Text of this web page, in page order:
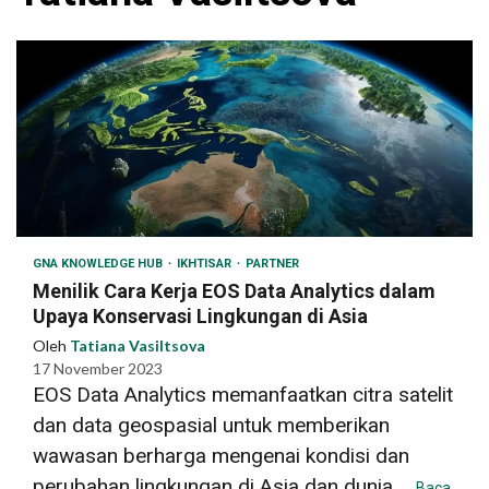
GNA KNOWLEDGE HUB IKHTISAR PARTNER
Menilik Cara Kerja EOS Data Analytics dalam
Upaya Konservasi Lingkungan di Asia
Oleh Tatiana Vasiltsova
17 November 2023
EOS Data Analytics memanfaatkan citra satelit
dan data geospasial untuk memberikan
wawasan berharga mengenai kondisi dan